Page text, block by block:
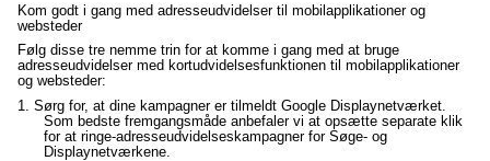
Kom godt i gang med adresseudvidelser til mobilapplikationer og
websteder
Følg disse tre nemme trin for at komme i gang med at bruge
adresseudvidelser med kortudvidelsesfunktionen til mobilapplikationer
og websteder:
1.
Sørg for, at dine kampagner er tilmeldt Google Displaynetværket.
Som bedste fremgangsmåde anbefaler vi at opsætte separate klik
for at ringe-adresseudvidelseskampagner for Søge- og
Displaynetværkene.